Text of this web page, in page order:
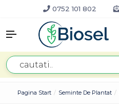
0752 101 802
Pagina Start Seminte De Plantat